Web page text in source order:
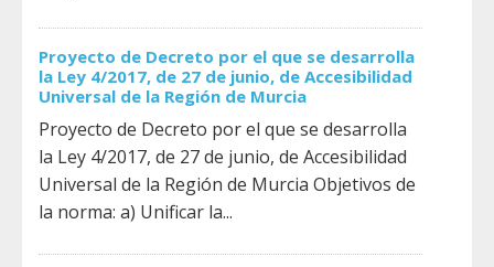
Proyecto de Decreto por el que se desarrolla
la Ley 4/2017, de 27 de junio, de Accesibilidad
Universal de la Región de Murcia
Proyecto de Decreto por el que se desarrolla
la Ley 4/2017, de 27 de junio, de Accesibilidad
Universal de la Región de Murcia Objetivos de
la norma: a) Unificar la...